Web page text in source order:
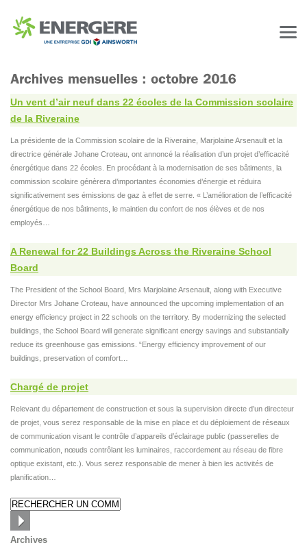
Un vent d’air neuf dans 22 écoles de la Commission scolaire
de la Riveraine
La présidente de la Commission scolaire de la Riveraine, Marjolaine Arsenault et la
directrice générale Johane Croteau, ont annoncé la réalisation d’un projet d’efficacité
énergétique dans 22 écoles. En procédant à la modernisation de ses bâtiments, la
commission scolaire génèrera d’importantes économies d’énergie et réduira
significativement ses émissions de gaz à effet de serre. « L’amélioration de l’efficacité
énergétique de nos bâtiments, le maintien du confort de nos élèves et de nos
employés…
A Renewal for 22 Buildings Across the Riveraine School
Board
The President of the School Board, Mrs Marjolaine Arsenault, along with Executive
Director Mrs Johane Croteau, have announced the upcoming implementation of an
energy efficiency project in 22 schools on the territory. By modernizing the selected
buildings, the School Board will generate significant energy savings and substantially
reduce its greenhouse gas emissions. “Energy efficiency improvement of our
buildings, preservation of comfort…
Chargé de projet
Relevant du département de construction et sous la supervision directe d’un directeur
de projet, vous serez responsable de la mise en place et du déploiement de réseaux
de communication visant le contrôle d’appareils d’éclairage public (passerelles de
communication, nœuds contrôlant les luminaires, raccordement au réseau de fibre
optique existant, etc.). Vous serez responsable de mener à bien les activités de
planification…
Archives